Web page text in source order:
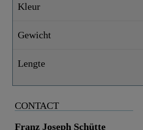
Kleur
Gewicht
Lengte
CONTACT
Franz Joseph Schütte